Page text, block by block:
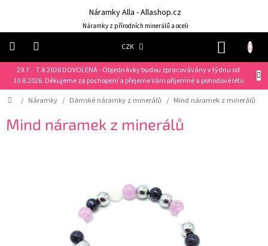
29.7. - 7.8.2026 DOVOLENÁ - Objednávky budou zpracovávány v týdnu od
10.8.2026. Děkujeme za pochopení a přejeme Vám příjemné a pohodové léto
CZK
Náramky Alla - Allashop.cz
Náramky z přírodních minerálů a oceli
Náramky
NOVINKY
Domů
/ Náramky / Dámské náramky z minerálů / Mind náramek z minerálů
Mind náramek z minerálů